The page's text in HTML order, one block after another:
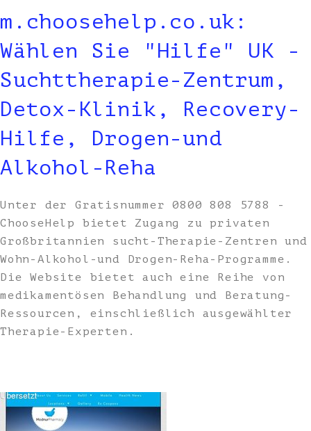
m.choosehelp.co.uk:
Wählen Sie "Hilfe" UK -
Suchttherapie-Zentrum,
Detox-Klinik, Recovery-
Hilfe, Drogen-und
Alkohol-Reha
Unter der Gratisnummer 0800 808 5788 -
ChooseHelp bietet Zugang zu privaten
Großbritannien sucht-Therapie-Zentren und
Wohn-Alkohol-und Drogen-Reha-Programme.
Die Website bietet auch eine Reihe von
medikamentösen Behandlung und Beratung-
Ressourcen, einschließlich ausgewählter
Therapie-Experten.